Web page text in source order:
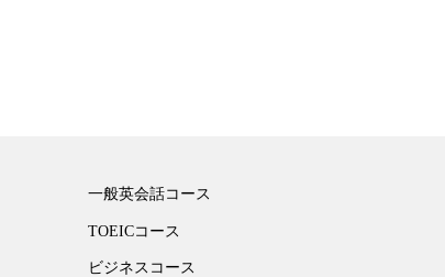
一般英会話コース
TOEICコース
ビジネスコース